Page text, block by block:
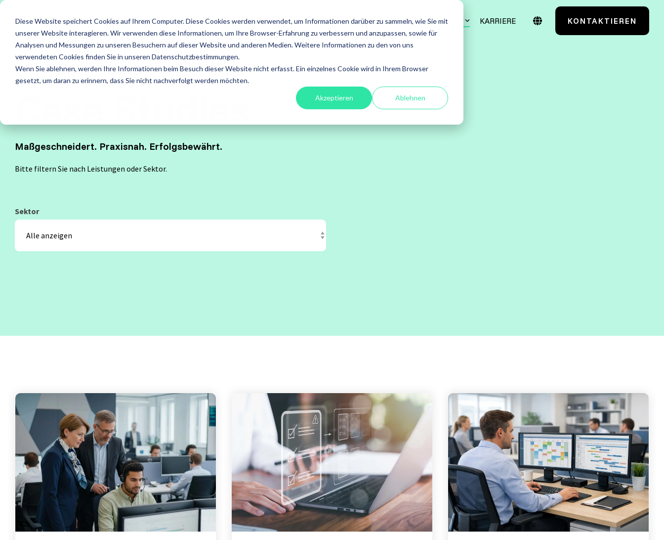
Diese Website speichert Cookies auf Ihrem Computer. Diese Cookies werden verwendet, um Informationen darüber zu sammeln, wie Sie mit
unserer Website interagieren. Wir verwenden diese Informationen, um Ihre Browser-Erfahrung zu verbessern und anzupassen, sowie für
Analysen und Messungen zu unseren Besuchern auf dieser Website und anderen Medien. Weitere Informationen zu den von uns
verwendeten Cookies finden Sie in unseren Datenschutzbestimmungen.
Wenn Sie ablehnen, werden Ihre Informationen beim Besuch dieser Website nicht erfasst. Ein einzelnes Cookie wird in Ihrem Browser
gesetzt, um daran zu erinnern, dass Sie nicht nachverfolgt werden möchten.
Akzeptieren Ablehnen
Skip
main
content.
LEISTUNGEN
Leistungen
Alle anzeigen
Agiles Testen
API Testing
Offshore Test Center
Leistungen
Penetration Testing
Standardsoftware
Test Factory Services
Leistungen
FOKUS ACADEMY
ISTQB Certified Tester
AI Testing
Testing with GenAI
Test Automation Engineering
Performance Testing
IREB Certified Professional
for Requirements
Engineering
RE@Agile Primer
Qualification
Software Development
Engineer in Test
für Jira
Xray Essentials
ÜBER UNS INSIGHTS KARRIERE KONTAKTIEREN
Maßgeschneidert. Praxisnah. Erfolgsbewährt.
Bitte filtern Sie nach Leistungen oder Sektor.
Sektor